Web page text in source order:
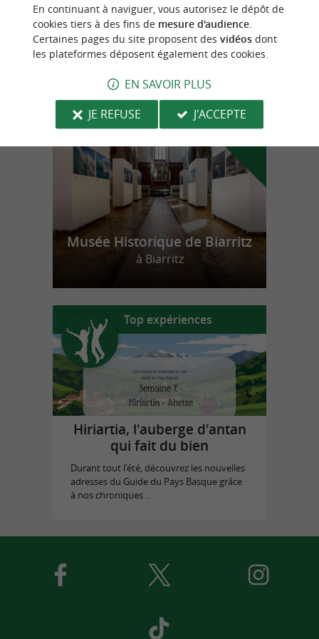
Les Ateliers de Chloë
n
o
t
r
e
c
o
u
p
d
e
c
o
e
u
r
Musée Historique de Biarritz
à Biarritz
Top expériences
Hiriartia, l'auberge d'antan
qui fait du bien
Durant tout l'été, découvrez les nouvelles
adresses du Guide du Pays Basque grâce
à nos chroniques ...
En continuant à naviguer, vous autorisez le dépôt de
cookies tiers à des fins de mesure d'audience.
Certaines pages du site proposent des vidéosdont
les plateformes déposent également des cookies.
EN SAVOIR PLUS
JE REFUSE
J'ACCEPTE